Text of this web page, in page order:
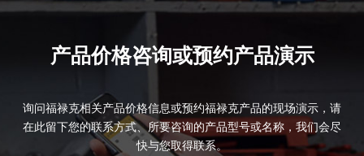
产品价格咨询或预约产品演示
询问福禄克相关产品价格信息或预约福禄克产品的现场演示，请
在此留下您的联系方式、所要咨询的产品型号或名称，我们会尽
快与您取得联系。